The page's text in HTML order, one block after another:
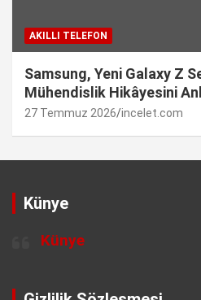
AKILLI TELEFON
Samsung, Yeni Galaxy Z
Mühendislik Hikâyesini
27 Temmuz 2026 incelet.com
Künye
Künye